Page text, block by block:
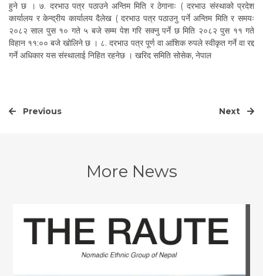
हुने छ । ७. दरभाउ पत्र पठाउने अन्तिम मिति र ठेगानाः ( दरभाउ संस्थाको प्रदेश
कार्यालय र केन्द्रीय कार्यालय दैलेख ( दरभाउ पत्र पठाउनु पर्ने अन्तिम मिति र समयः
२०८२ साल पुस १० गते ५ बजे सम्म पेश गरि सक्नु पर्ने छ मिति २०८२ पुस ११ गते
विहान ११:०० बजे खोलिने छ । ८. दरभाउ पत्र पूर्ण वा आंशिक रुपले स्वीकृत गर्ने वा रद्द
गर्ने अधिकार यस संस्थालाई निहित रहनेछ । खरिद समिति सोसेक, नेपाल
Previous Next
More News